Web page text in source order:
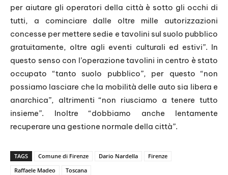
per aiutare gli operatori della città è sotto gli occhi di
tutti, a cominciare dalle oltre mille autorizzazioni
concesse per mettere sedie e tavolini sul suolo pubblico
gratuitamente, oltre agli eventi culturali ed estivi”. In
questo senso con l’operazione tavolini in centro è stato
occupato “tanto suolo pubblico”, per questo “non
possiamo lasciare che la mobilità delle auto sia libera e
anarchica”, altrimenti “non riusciamo a tenere tutto
insieme”. Inoltre “dobbiamo anche lentamente
recuperare una gestione normale della città”.
TAGS Comune di Firenze Dario Nardella
Firenze
Raffaele Madeo
Toscana